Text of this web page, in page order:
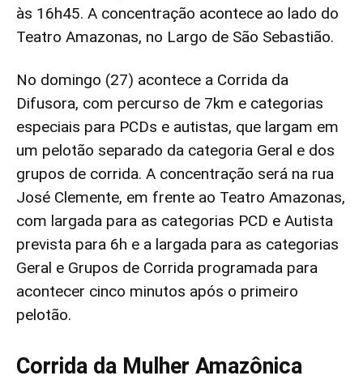
às 16h45. A concentração acontece ao lado do
Teatro Amazonas, no Largo de São Sebastião.
No domingo (27) acontece a Corrida da
Difusora, com percurso de 7km e categorias
especiais para PCDs e autistas, que largam em
um pelotão separado da categoria Geral e dos
grupos de corrida. A concentração será na rua
José Clemente, em frente ao Teatro Amazonas,
com largada para as categorias PCD e Autista
prevista para 6h e a largada para as categorias
Geral e Grupos de Corrida programada para
acontecer cinco minutos após o primeiro
pelotão.
Corrida da Mulher Amazônica